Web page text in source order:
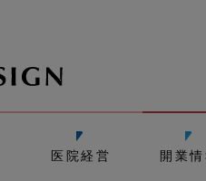
医院経営 開業情